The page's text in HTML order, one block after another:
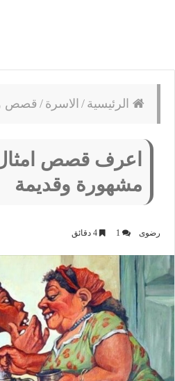
الرئيسية / الاسرة / قصص
اعرف قصص
مشهورة وقديمة
رضوى 1